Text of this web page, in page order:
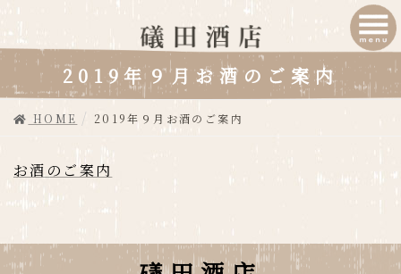
2019年９月お酒のご案内
HOME 2019年９月お酒のご案内
お酒のご案内